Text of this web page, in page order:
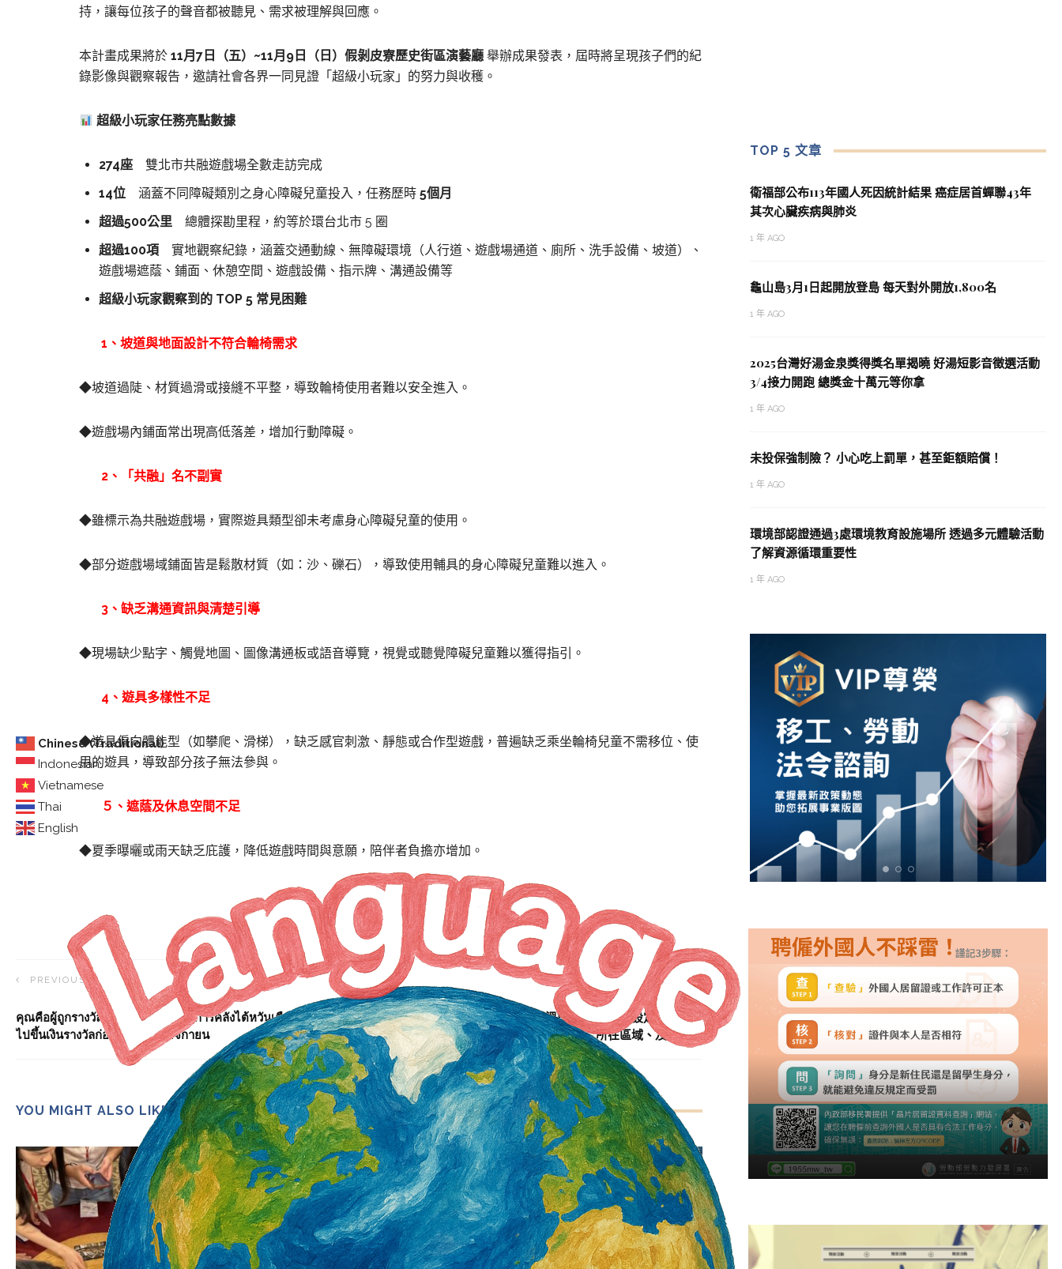
Chinese (Traditional)
Indonesian
Vietnamese
Thai
English
持，讓每位孩子的聲音都被聽見、需求被理解與回應。
本計畫成果將於 11月7日（五）~11月9日（日）假剝皮寮歷史街區演藝廳 舉辦成果發表，屆時將呈現孩子們的紀
錄影像與觀察報告，邀請社會各界一同見證「超級小玩家」的努力與收穫。
超級小玩家任務亮點數據
274座 雙北市共融遊戲場全數走訪完成
14位 涵蓋不同障礙類別之身心障礙兒童投入，任務歷時 5個月
超過500公里 總體探勘里程，約等於環台北市 5 圈
超過100項 實地觀察紀錄，涵蓋交通動線、無障礙環境（人行道、遊戲場通道、廁所、洗手設備、坡道）、
遊戲場遮蔭、鋪面、休憩空間、遊戲設備、指示牌、溝通設備等
超級小玩家觀察到的 TOP 5 常見困難
1 、坡道與地面設計不符合輪椅需求
◆坡道過陡、材質過滑或接縫不平整，導致輪椅使用者難以安全進入。
◆遊戲場內鋪面常出現高低落差，增加行動障礙。
2 、「共融」名不副實
◆雖標示為共融遊戲場，實際遊具類型卻未考慮身心障礙兒童的使用。
◆部分遊戲場域鋪面皆是鬆散材質（如：沙、礫石），導致使用輔具的身心障礙兒童難以進入。
3 、缺乏溝通資訊與清楚引導
◆現場缺少點字、觸覺地圖、圖像溝通板或語音導覽，視覺或聽覺障礙兒童難以獲得指引。
4 、遊具多樣性不足
◆遊具偏向體能型（如攀爬、滑梯），缺乏感官刺激、靜態或合作型遊戲，普遍缺乏乘坐輪椅兒童不需移位、使
用的遊具，導致部分孩子無法參與。
５、遮蔭及休息空間不足
◆夏季曝曬或雨天缺乏庇護，降低遊戲時間與意願，陪伴者負擔亦增加。
PREVIOUS ARTICLE
คุณคือผู้ถูกรางวัลหรือไม่? กระทรวงการคลังไต้หวันเตือนทุกคนให้
ไปขึ้นเงินรางวัลก่อนวันที่ 5 พฤศจิกายน
NEXT ARTICLE
「環境即時通」APP上線新增高溫警示功能 還能設定掌握親友
所在區域、及時關心
YOU MIGHT ALSO LIKE
TOP 5 文章
衛福部公布113年國人死因統計結果 癌症居首蟬聯43年
其次心臟疾病與肺炎
1 年 AGO
龜山島3月1日起開放登島 每天對外開放1,800名
1 年 AGO
2025台灣好湯金泉獎得獎名單揭曉 好湯短影音徵選活動
3/4接力開跑 總獎金十萬元等你拿
1 年 AGO
未投保強制險？ 小心吃上罰單，甚至鉅額賠償！
1 年 AGO
環境部認證通過3處環境教育設施場所 透過多元體驗活動
了解資源循環重要性
1 年 AGO